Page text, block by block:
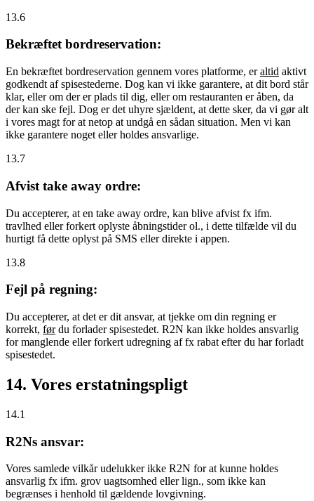
13.6
Bekræftet bordreservation:
En bekræftet bordreservation gennem vores platforme, eraltid aktivt
godkendt af spisestederne. Dog kan vi ikke garantere, at dit bord står
klar, eller om der er plads til dig, eller om restauranten er åben, da
der kan ske fejl. Dog er det uhyre sjældent, at dette sker, da vi gør alt
i vores magt for at netop at undgå en sådan situation. Men vi kan
ikke garantere noget eller holdes ansvarlige.
13.7
Afvist take away ordre:
Du accepterer, at en take away ordre, kan blive afvist fx ifm.
travlhed eller forkert oplyste åbningstider ol., i dette tilfælde vil du
hurtigt få dette oplyst på SMS eller direkte i appen.
13.8
Fejl på regning:
Du accepterer, at det er dit ansvar, at tjekke om din regning er
korrekt, førdu forlader spisestedet. R2N kan ikke holdes ansvarlig
for manglende eller forkert udregning af fx rabat efter du har forladt
spisestedet.
14. Vores erstatningspligt
14.1
R2Ns ansvar:
Vores samlede vilkår udelukker ikke R2N for at kunne holdes
ansvarlig fx ifm. grov uagtsomhed eller lign., som ikke kan
begrænses i henhold til gældende lovgivning.